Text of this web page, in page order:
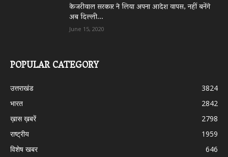
केजरीवाल सरकार ने लिया अपना आदेश वापस, नहीं बनेंगे
अब दिल्ली...
June 15, 2020
POPULAR CATEGORY
उत्तराखंड
3824
भारत
2842
ख़ास ख़बरें
2798
राष्ट्रीय
1959
विशेष खबर
646